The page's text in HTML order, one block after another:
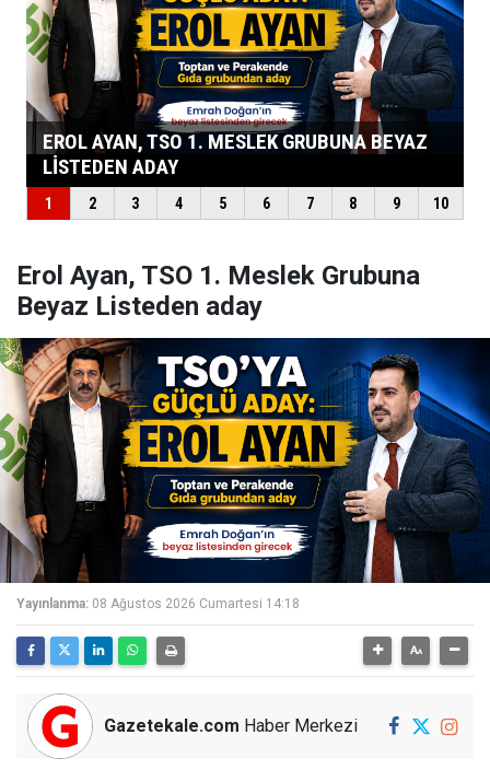
Erol Ayan, TSO 1. Meslek Grubuna
Beyaz Listeden aday
Yayınlanma: 08 Ağustos 2026 Cumartesi 14:18
Gazetekale.com Haber Merkezi